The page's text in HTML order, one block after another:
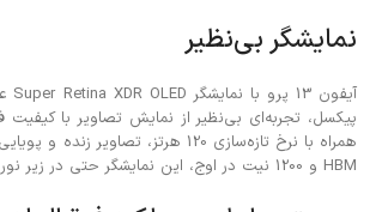
نمایشگر بی‌نظیر
HBM و 1200 نیت در اوج، این نمایشگر حتی در زیر نور مستقیم خورشید نیز قابل مشاهده است.